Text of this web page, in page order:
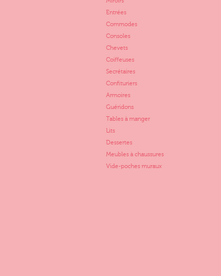
Entrées
Commodes
Consoles
Chevets
Coiffeuses
Secrétaires
Confituriers
Armoires
Guéridons
Tables à manger
Lits
Dessertes
Meubles à chaussures
Vide-poches muraux